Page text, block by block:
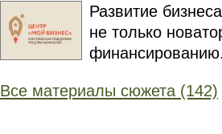
​​​​​​​Развитие
не только
Все материалы сюжета (142)